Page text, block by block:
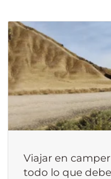
Viajar en
todo lo que